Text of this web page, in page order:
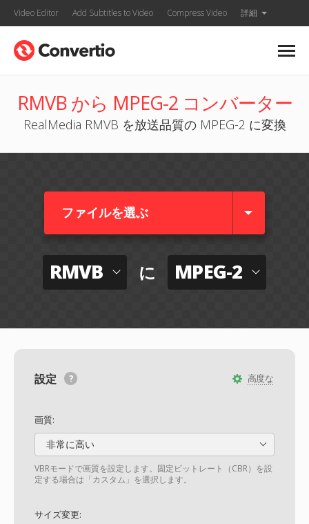
Video Editor Add Subtitles to Video Compress Video 詳細
RMVB から MPEG-2 コンバーター
RealMedia RMVB を放送品質の MPEG-2 に変換
ファイルを選ぶ
RMVB に MPEG-2
高度な
設定
画質:
非常に高い
VBRモードで画質を設定します。固定ビットレート（CBR）を設
定する場合は「カスタム」を選択します。
サイズ変更: